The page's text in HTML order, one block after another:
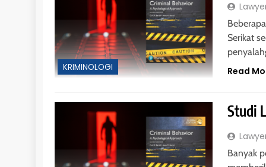
KRIMINOLOGI
Serikat
Read
Studi
Banyak
HUKUM PERDATA -
Pengembalian